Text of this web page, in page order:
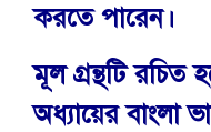
করতে পারেন।
মূল গ্রন্থটি রচিত
অধ্যায়ের বাংলা